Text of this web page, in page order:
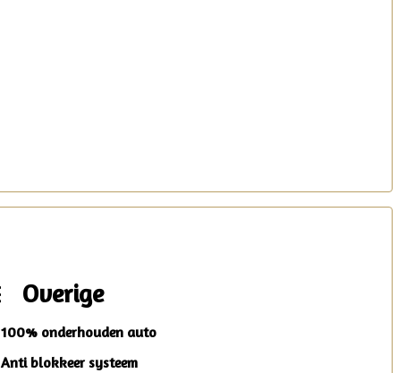
Overige
100% onderhouden auto
Anti blokkeer systeem